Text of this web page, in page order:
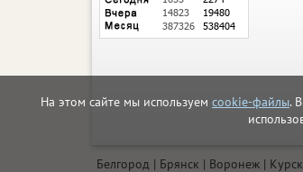
На этом сайте мы используем cookie-файлы.
Белгород Брянск Воронеж Курск